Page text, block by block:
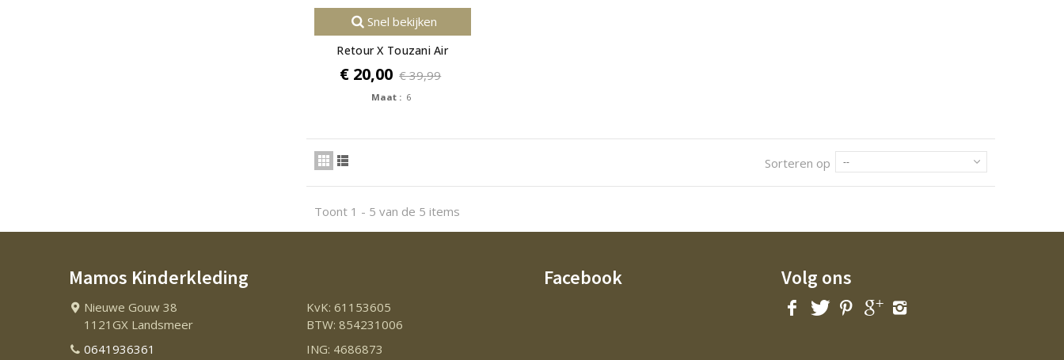
Snel bekijken
Retour X Touzani Air
€ 20,00 € 39,99
Maat : 6
Sorteren op --
Toont 1 - 5 van de 5 items
Mamos Kinderkleding
Nieuwe Gouw 38
1121GX Landsmeer
0641936361
KvK: 61153605
BTW: 854231006
ING: 4686873
Facebook Volg ons